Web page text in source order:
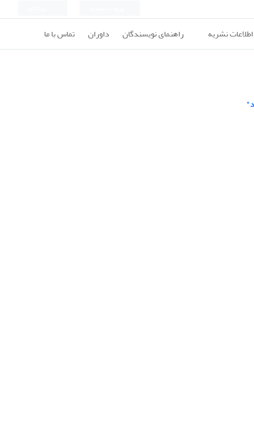
اطلاعات نشریه راهنمای نویسندگان داوران تماس با ما